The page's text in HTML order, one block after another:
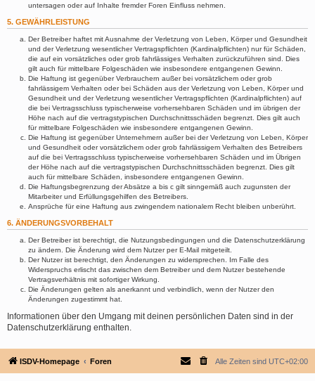
untersagen oder auf Inhalte fremder Foren Einfluss nehmen.
5. GEWÄHRLEISTUNG
Der Betreiber haftet mit Ausnahme der Verletzung von Leben, Körper und Gesundheit
und der Verletzung wesentlicher Vertragspflichten (Kardinalpflichten) nur für Schäden,
die auf ein vorsätzliches oder grob fahrlässiges Verhalten zurückzuführen sind. Dies
gilt auch für mittelbare Folgeschäden wie insbesondere entgangenen Gewinn.
Die Haftung ist gegenüber Verbrauchern außer bei vorsätzlichem oder grob
fahrlässigem Verhalten oder bei Schäden aus der Verletzung von Leben, Körper und
Gesundheit und der Verletzung wesentlicher Vertragspflichten (Kardinalpflichten) auf
die bei Vertragsschluss typischerweise vorhersehbaren Schäden und im übrigen der
Höhe nach auf die vertragstypischen Durchschnittsschäden begrenzt. Dies gilt auch
für mittelbare Folgeschäden wie insbesondere entgangenen Gewinn.
Die Haftung ist gegenüber Unternehmern außer bei der Verletzung von Leben, Körper
und Gesundheit oder vorsätzlichem oder grob fahrlässigem Verhalten des Betreibers
auf die bei Vertragsschluss typischerweise vorhersehbaren Schäden und im Übrigen
der Höhe nach auf die vertragstypischen Durchschnittsschäden begrenzt. Dies gilt
auch für mittelbare Schäden, insbesondere entgangenen Gewinn.
Die Haftungsbegrenzung der Absätze a bis c gilt sinngemäß auch zugunsten der
Mitarbeiter und Erfüllungsgehilfen des Betreibers.
Ansprüche für eine Haftung aus zwingendem nationalem Recht bleiben unberührt.
6. ÄNDERUNGSVORBEHALT
Der Betreiber ist berechtigt, die Nutzungsbedingungen und die Datenschutzerklärung
zu ändern. Die Änderung wird dem Nutzer per E-Mail mitgeteilt.
Der Nutzer ist berechtigt, den Änderungen zu widersprechen. Im Falle des
Widerspruchs erlischt das zwischen dem Betreiber und dem Nutzer bestehende
Vertragsverhältnis mit sofortiger Wirkung.
Die Änderungen gelten als anerkannt und verbindlich, wenn der Nutzer den
Änderungen zugestimmt hat.
Informationen über den Umgang mit deinen persönlichen Daten sind in der
Datenschutzerklärung enthalten.
ISDV-Homepage Foren Alle Zeiten sind UTC+02:00